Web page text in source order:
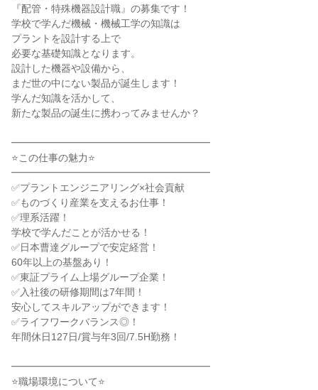
『配管・特殊機器設計職』の募集です！
学校で学んだ機械・機械工学の知識は
プラントを設計する上で
必要な基礎知識となります。
設計した機器や設備から、
まだ世の中にない製品が誕生します！
学んだ知識を活かして、
新たな製品の誕生に携わってみませんか？
━━━━━━━━━━━━━━━━━━━━
⭐この仕事の魅力⭐
━━━━━━━━━━━━━━━━━━━━
✅プラントエンジニアリング×社会貢献
✅ものづくり産業を支えるお仕事！
✅理系活躍！
学校で学んだことが活かせる！
✅日本曹達グループで安定経営！
60年以上の基盤あり！
✅東証プライム上場グループ企業！
✅入社後の研修期間は7年間！
安心してスキルアップができます！
✅ライフワークバランス◎！
年間休日127日/賞与年3回/7.5H勤務！
━━━━━━━━━━━━━━━━━━━━
⭐職場環境について⭐